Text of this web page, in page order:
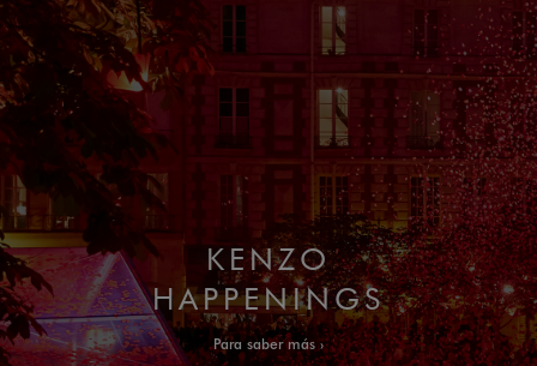
KENZO
HAPPENINGS
Para saber más